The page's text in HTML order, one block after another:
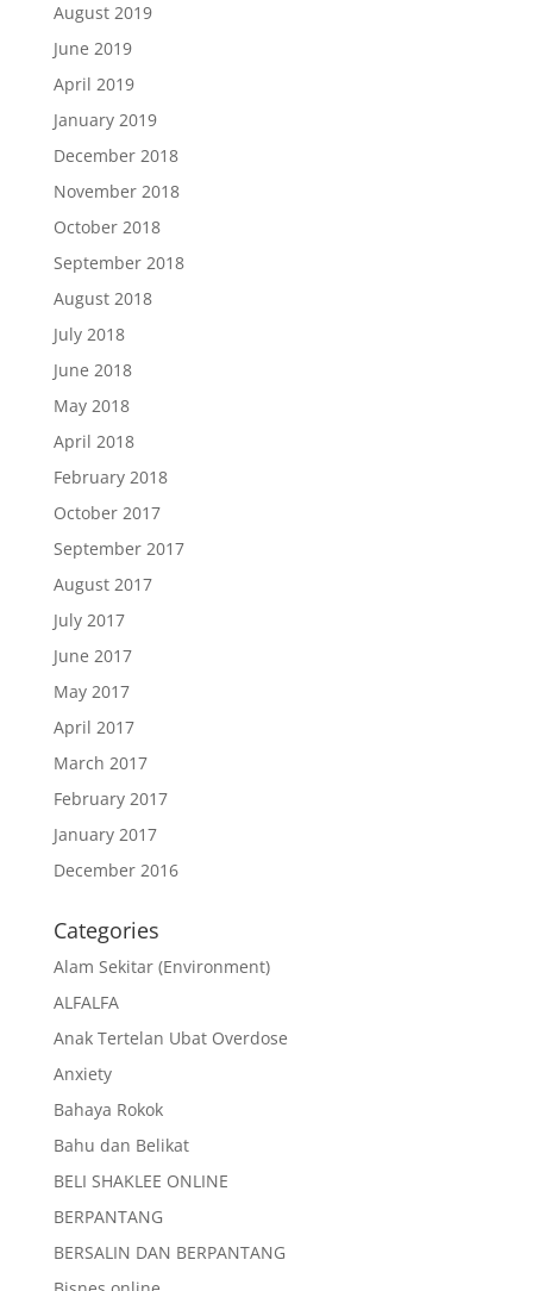
August 2019
June 2019
April 2019
January 2019
December 2018
November 2018
October 2018
September 2018
August 2018
July 2018
June 2018
May 2018
April 2018
February 2018
October 2017
September 2017
August 2017
July 2017
June 2017
May 2017
April 2017
March 2017
February 2017
January 2017
December 2016
Categories
Alam Sekitar (Environment)
ALFALFA
Anak Tertelan Ubat Overdose
Anxiety
Bahaya Rokok
Bahu dan Belikat
BELI SHAKLEE ONLINE
BERPANTANG
BERSALIN DAN BERPANTANG